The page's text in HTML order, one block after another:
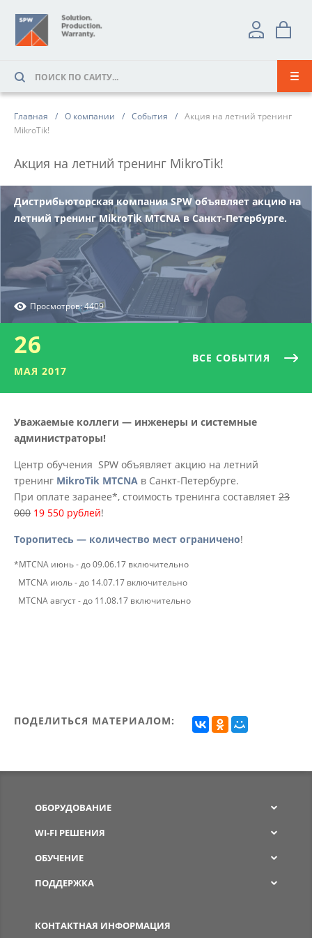
Главная О компании События
Акция на летний тренинг
MikroTik!
Акция на летний тренинг MikroTik!
Дистрибьюторская компания SPW объявляет акцию на
летний тренинг MikroTik MTCNA в Санкт-Петербурге.
Просмотров: 4409
26
МАЯ 2017
ВСЕ СОБЫТИЯ
Уважаемые коллеги — инженеры и системные
администраторы!
Центр обучения SPW объявляет акцию на летний
тренинг MikroTik MTCNA в Санкт-Петербурге.
При оплате заранее*, стоимость тренинга составляет 23
000 19 550 рублей!
Торопитесь — количество мест ограничено!
*MTCNA июнь - до 09.06.17 включительно
MTCNA июль - до 14.07.17 включительно
MTCNA август - до 11.08.17 включительно
ПОДЕЛИТЬСЯ МАТЕРИАЛОМ:
КОНТАКТНАЯ ИНФОРМАЦИЯ
ОБОРУДОВАНИЕ
WI-FI РЕШЕНИЯ
ОБУЧЕНИЕ
ПОДДЕРЖКА